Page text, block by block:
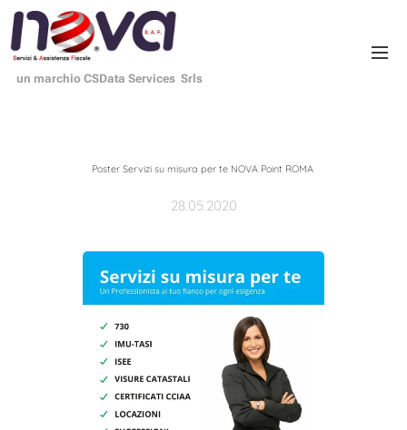
un marchio CSData Services Srls
Poster Servizi su misura per te NOVA Point ROMA
28.05.2020